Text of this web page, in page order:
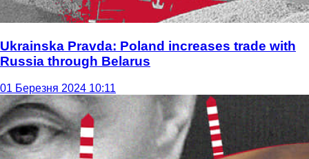
Ukrainska Pravda: Poland increases trade with
Russia through Belarus
01 Березня 2024 10:11